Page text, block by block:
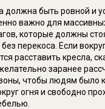
должна быть ровной и
важно для
которые должны
перекоса. Если
расставить кресла,
заранее
чтобы людям было
огня и свободно